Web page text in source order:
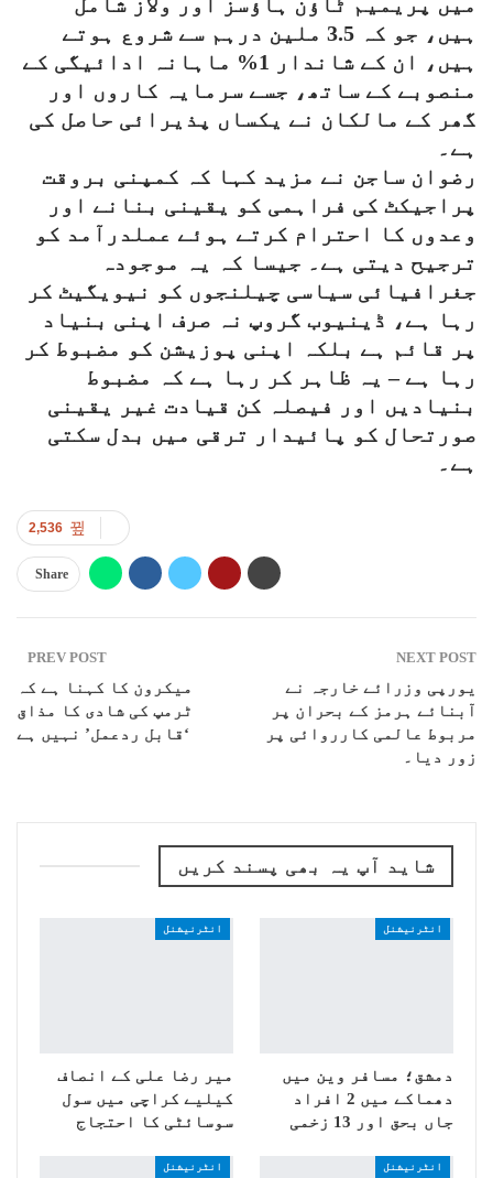
ہیں، جو کہ 3.5 ملین درہم سے شروع ہوتے
ہیں، ان کے شاندار 1% ماہانہ ادائیگی کے
منصوبے کے ساتھ، جسے سرمایہ کاروں اور
گھر کے مالکان نے یکساں پذیرائی حاصل کی
ہے۔
رضوان ساجن نے مزید کہا کہ کمپنی بروقت
پراجیکٹ کی فراہمی کو یقینی بنانے اور
وعدوں کا احترام کرتے ہوئے عملدرآمد کو
ترجیح دیتی ہے۔ جیسا کہ یہ موجودہ
جغرافیائی سیاسی چیلنجوں کو نیویگیٹ کر
رہا ہے، ڈینیوب گروپ نہ صرف اپنی بنیاد
پر قائم ہے بلکہ اپنی پوزیشن کو مضبوط کر
رہا ہے – یہ ظاہر کر رہا ہے کہ مضبوط
بنیادیں اور فیصلہ کن قیادت غیر یقینی
صورتحال کو پائیدار ترقی میں بدل سکتی
ہے۔
2,536
Share
PREV POST
میکرون کا کہنا ہے کہ
ٹرمپ کی شادی کا مذاق
‘قابل ردعمل’ نہیں ہے
NEXT POST
یورپی وزرائے خارجہ نے
آبنائے ہرمز کے بحران پر
مربوط عالمی کارروائی پر
زور دیا۔
شاید آپ یہ بھی پسند کریں
انٹرنیشنل
میر رضا علی کے انصاف
کیلیے کراچی میں سول
سوسائٹی کا احتجاج
انٹرنیشنل
دمشق؛ مسافر وین میں
دھماکے میں 2 افراد
جاں بحق اور 13 زخمی
انٹرنیشنل انٹرنیشنل